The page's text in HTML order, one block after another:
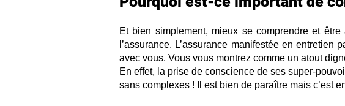
Et bien simplement, mieux se comprendre et
l’assurance. L’assurance manifestée en entretien
avec vous. Vous vous montrez comme un atout
En effet, la prise de conscience de ses super-
sans complexes ! Il est bien de paraître mais c’est